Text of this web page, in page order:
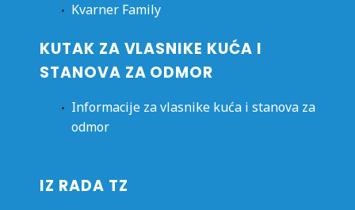
Kvarner Family
KUTAK ZA VLASNIKE KUĆA I
STANOVA ZA ODMOR
Informacije za vlasnike kuća i stanova za
odmor
IZ RADA TZ